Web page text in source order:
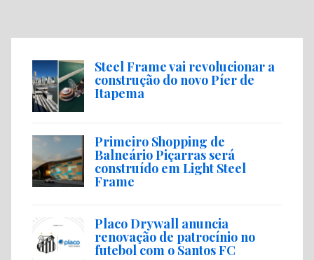
Steel Frame vai revolucionar a
construção do novo Píer de
Itapema
Primeiro Shopping de
Balneário Piçarras será
construído em Light Steel
Frame
Placo Drywall anuncia
renovação de patrocínio no
futebol com o Santos FC